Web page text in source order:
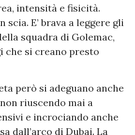
intensità e fisicità.
scia. E’ brava a leggere gli
squadra di Golemac,
che si creano presto
però si adeguano anche
riuscendo mai a
e incrociando anche
dall’arco di Dubai. La